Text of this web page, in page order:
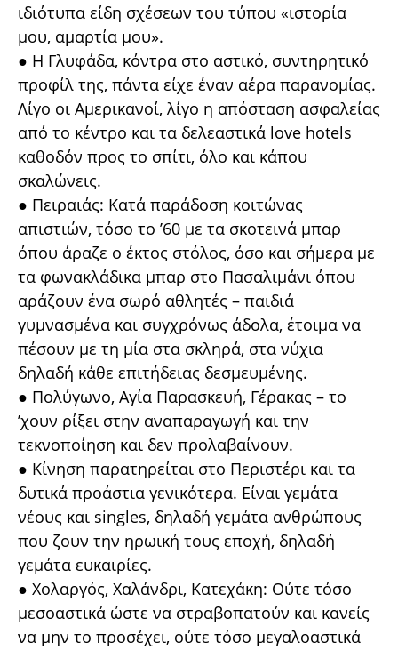
ιδιότυπα είδη σχέσεων του τύπου «ιστορία
μου, αμαρτία μου».
● Η Γλυφάδα, κόντρα στο αστικό, συντηρητικό
προφίλ της, πάντα είχε έναν αέρα παρανομίας.
Λίγο οι Αμερικανοί, λίγο η απόσταση ασφαλείας
από το κέντρο και τα δελεαστικά love hotels
καθοδόν προς το σπίτι, όλο και κάπου
σκαλώνεις.
● Πειραιάς: Κατά παράδοση κοιτώνας
απιστιών, τόσο το ’60 με τα σκοτεινά μπαρ
όπου άραζε ο έκτος στόλος, όσο και σήμερα με
τα φωνακλάδικα μπαρ στο Πασαλιμάνι όπου
αράζουν ένα σωρό αθλητές – παιδιά
γυμνασμένα και συγχρόνως άδολα, έτοιμα να
πέσουν με τη μία στα σκληρά, στα νύχια
δηλαδή κάθε επιτήδειας δεσμευμένης.
● Πολύγωνο, Αγία Παρασκευή, Γέρακας – το
’χουν ρίξει στην αναπαραγωγή και την
τεκνοποίηση και δεν προλαβαίνουν.
● Κίνηση παρατηρείται στο Περιστέρι και τα
δυτικά προάστια γενικότερα. Είναι γεμάτα
νέους και singles, δηλαδή γεμάτα ανθρώπους
που ζουν την ηρωική τους εποχή, δηλαδή
γεμάτα ευκαιρίες.
● Χολαργός, Χαλάνδρι, Κατεχάκη: Ούτε τόσο
μεσοαστικά ώστε να στραβοπατούν και κανείς
να μην το προσέχει, ούτε τόσο μεγαλοαστικά